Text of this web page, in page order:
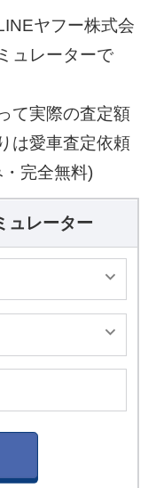
ヤフー株式会
ュレーターで
て実際の査定額
は愛車査定依頼
完全無料)
ュレーター